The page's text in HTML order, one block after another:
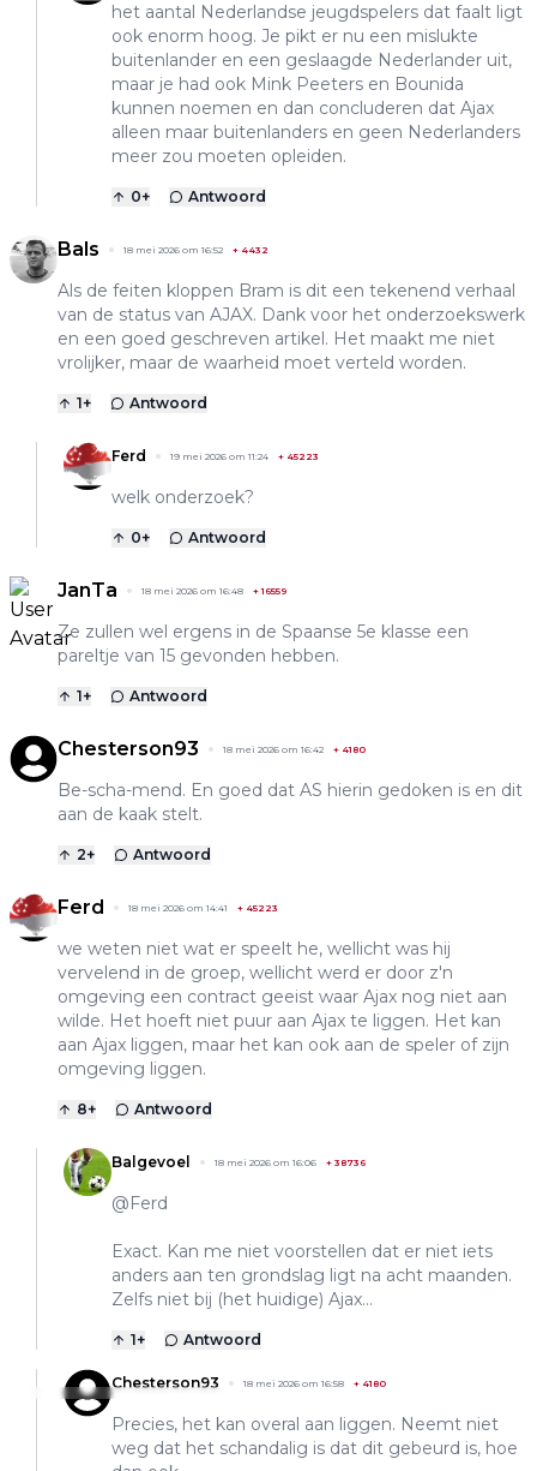
het aantal Nederlandse jeugdspelers dat faalt ligt
ook enorm hoog. Je pikt er nu een mislukte
buitenlander en een geslaagde Nederlander uit,
maar je had ook Mink Peeters en Bounida
kunnen noemen en dan concluderen dat Ajax
alleen maar buitenlanders en geen Nederlanders
meer zou moeten opleiden.
0+ Antwoord
Bals 18 mei 2026 om 16:52 + 4432
Als de feiten kloppen Bram is dit een tekenend verhaal
van de status van AJAX. Dank voor het onderzoekswerk
en een goed geschreven artikel. Het maakt me niet
vrolijker, maar de waarheid moet verteld worden.
1+ Antwoord
Ferd 19 mei 2026 om 11:24 + 45223
welk onderzoek?
0+ Antwoord
JanTa 18 mei 2026 om 16:48 +16559
Ze zullen wel ergens in de Spaanse 5e klasse een
pareltje van 15 gevonden hebben.
1+ Antwoord
Chesterson93 18 mei 2026 om 16:42 + 4180
Be-scha-mend. En goed dat AS hierin gedoken is en dit
aan de kaak stelt.
2+ Antwoord
Ferd 18 mei 2026 om 14:41 + 45223
we weten niet wat er speelt he, wellicht was hij
vervelend in de groep, wellicht werd er door z'n
omgeving een contract geeist waar Ajax nog niet aan
wilde. Het hoeft niet puur aan Ajax te liggen. Het kan
aan Ajax liggen, maar het kan ook aan de speler of zijn
omgeving liggen.
8+ Antwoord
Balgevoel 18 mei 2026 om 16:06 + 38736
@Ferd
Exact. Kan me niet voorstellen dat er niet iets
anders aan ten grondslag ligt na acht maanden.
Zelfs niet bij (het huidige) Ajax...
1+ Antwoord
Chesterson93 18 mei 2026 om 16:58 + 4180
Precies, het kan overal aan liggen. Neemt niet
weg dat het schandalig is dat dit gebeurd is, hoe